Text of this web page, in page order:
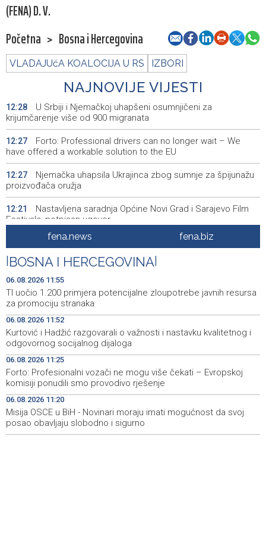
(FENA) D. V.
Početna > Bosna i Hercegovina
VLADAJUćA KOALOCIJA U RS IZBORI
NAJNOVIJE VIJESTI
12:28
U Srbiji i Njemačkoj uhapšeni osumnjičeni za
krijumčarenje više od 900 migranata
12:27
Forto: Professional drivers can no longer wait – We
have offered a workable solution to the EU
12:27
Njemačka uhapsila Ukrajinca zbog sumnje za špijunažu
proizvođača oružja
12:21
Nastavljena saradnja Općine Novi Grad i Sarajevo Film
Festivala, potpisan ugovor
Europol: U Srbiji i Njemačkoj uhićeni krijumčari migranata
iz Sirije
12:03
Čelik kompaktnom igrom u odbrani i tranzicijom želi
iznenaditi Zrinjski
11:55
TI uočio 1.200 primjera potencijalne zloupotrebe javnih
resursa za promociju stranaka
11:55
OSCE Mission in BiH: Journalists must be able to work
freely and safely
11:52
Kurtović i Hadžić razgovarali o važnosti i nastavku
kvalitetnog i odgovornog socijalnog dijaloga
11:49
No cases of cyclosporiasis reported in Bosnia and
Herzegovina as outbreak continues in the U.S.
fena.news fena.biz
BOSNA I HERCEGOVINA
06.08.2026 11:55
TI uočio 1.200 primjera potencijalne zloupotrebe javnih resursa
za promociju stranaka
06.08.2026 11:52
Kurtović i Hadžić razgovarali o važnosti i nastavku kvalitetnog i
odgovornog socijalnog dijaloga
06.08.2026 11:25
Forto: Profesionalni vozači ne mogu više čekati – Evropskoj
komisiji ponudili smo provodivo rješenje
06.08.2026 11:20
Misija OSCE u BiH - Novinari moraju imati mogućnost da svoj
posao obavljaju slobodno i sigurno